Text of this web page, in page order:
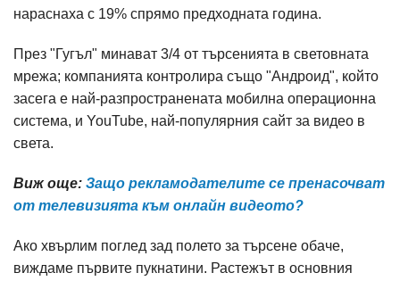
нараснаха с 19% спрямо предходната година.
През "Гугъл" минават 3/4 от търсенията в световната
мрежа; компанията контролира също "Андроид", който
засега е най-разпространената мобилна операционна
система, и YouTube, най-популярния сайт за видео в
света.
Виж още: Защо рекламодателите се пренасочват
от телевизията към онлайн видеото?
Ако хвърлим поглед зад полето за търсене обаче,
виждаме първите пукнатини. Растежът в основния